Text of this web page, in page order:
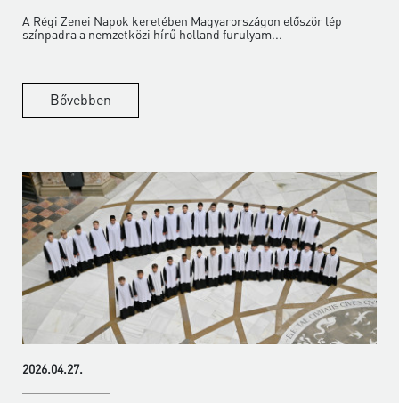
A Régi Zenei Napok keretében Magyarországon először lép
színpadra a nemzetközi hírű holland furulyam...
Bővebben
2026.04.27.